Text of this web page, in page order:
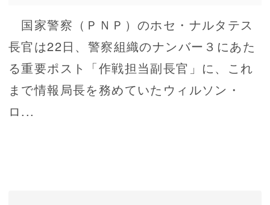
国家警察（ＰＮＰ）のホセ・ナルタテス
長官は22日、警察組織のナンバー３にあた
る重要ポスト「作戦担当副長官」に、これ
まで情報局長を務めていたウィルソン・
ロ...